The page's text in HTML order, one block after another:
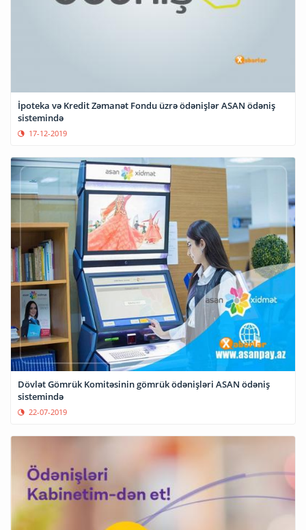
İpoteka və Kredit Zəmanət Fondu üzrə ödənişlər ASAN ödəniş
sistemində
17-12-2019
Dövlət Gömrük Komitəsinin gömrük ödənişləri ASAN ödəniş
sistemində
22-07-2019